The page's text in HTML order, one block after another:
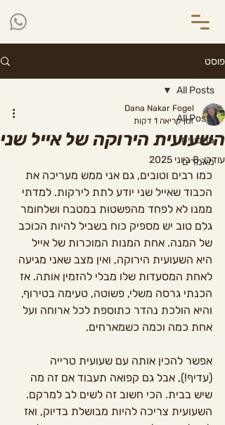
פוסט
All Posts
מתכונים
מאמרים
All Posts
השעועית הירוקה של אייל שני
Dana Nakar Fogel
זמן קריאה 1 דקות
עודכן:8 ביוני 2025
כמו רבים וטובים, גם אני ממש מעריכה את
הכבוד שאייל שני יודע לתת לירקות. למדתי
ממנו לא לפחד מהפשטות במטבח ושלחומר
גלם טוב יש מספיק כוח בשביל להיות הכוכב
של המנה. אחת המנות המוכרות של אייל
היא השעועית הירוקה, ואין מצב שאני מגיעה
לאחת המסעדות שלו מבלי להזמין אותה. אז
הכנתי גרסה משלי, פשוטה, טעימה בטירוף,
והיא הולכת נהדר כתוספת לכל ארוחה ועל
אחת כמה וכמה כשמארחים.
אפשר להכין אותה עם שעועית טרייה
(עדיף!), אבל גם קפואה תעבוד אם זה מה
שיש בבית. הכי חשוב זה לשים לב למרקם.
השעועית צריכה להיות מבושלת בדיוק, ואז